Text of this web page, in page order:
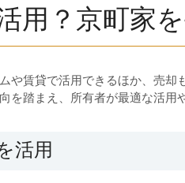
用？京町家
や賃貸で活用できるほか、売
を踏まえ、所有者が最適な活用
活用